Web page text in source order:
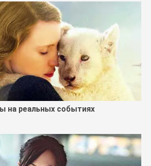
на реальных событиях